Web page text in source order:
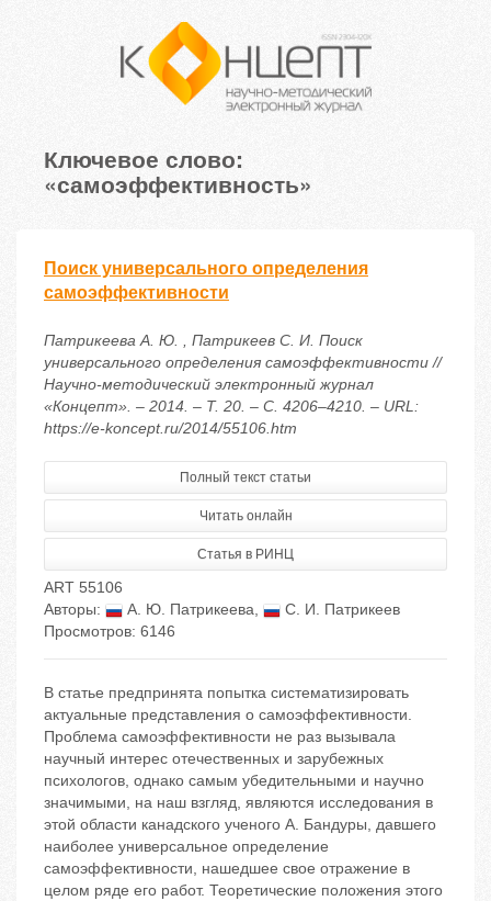
Ключевое слово:
«самоэффективность»
Поиск универсального определения
самоэффективности
Патрикеева А. Ю. , Патрикеев С. И. Поиск
универсального определения самоэффективности //
Научно-методический электронный журнал
«Концепт». – 2014. – Т. 20. – С. 4206–4210. – URL:
https://e-koncept.ru/2014/55106.htm
Полный текст статьи
Читать онлайн
Статья в РИНЦ
ART 55106
Авторы:
А. Ю. Патрикеева,
С. И. Патрикеев
Просмотров: 6146
В статье предпринята попытка систематизировать
актуальные представления о самоэффективности.
Проблема самоэффективности не раз вызывала
научный интерес отечественных и зарубежных
психологов, однако самым убедительными и научно
значимыми, на наш взгляд, являются исследования в
этой области канадского ученого А. Бандуры, давшего
наиболее универсальное определение
самоэффективности, нашедшее свое отражение в
целом ряде его работ. Теоретические положения этого